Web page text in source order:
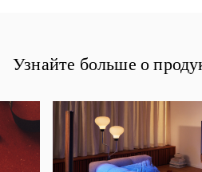
Узнайте больше о